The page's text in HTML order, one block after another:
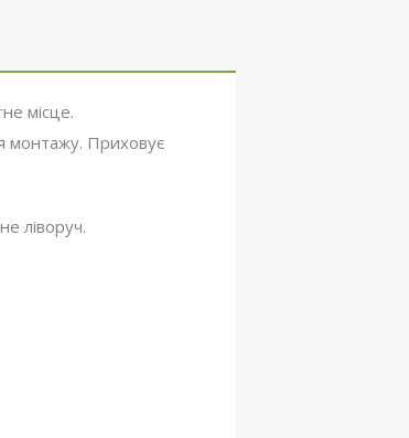
місце.
монтажу. Приховує
ліворуч.